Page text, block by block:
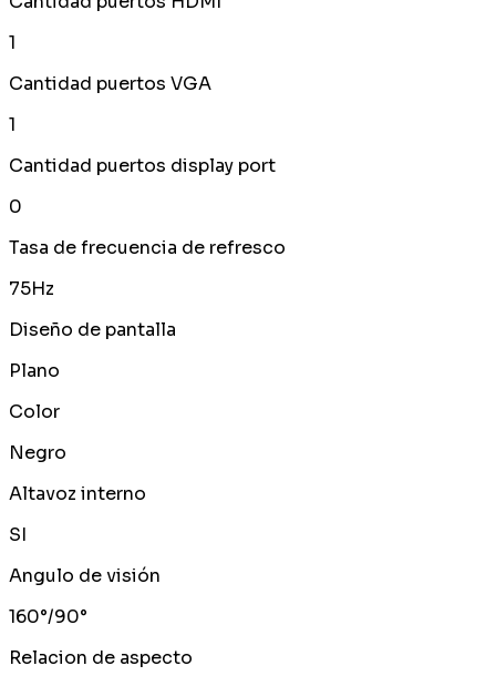
1
Cantidad puertos VGA
1
Cantidad puertos display port
0
Tasa de frecuencia de refresco
75Hz
Diseño de pantalla
Plano
Color
Negro
Altavoz interno
SI
Angulo de visión
160°/90°
Relacion de aspecto